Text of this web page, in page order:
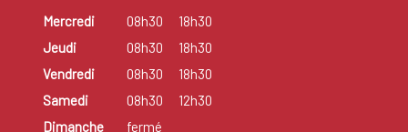
Mercredi
08h30
18h30
Jeudi
08h30
18h30
Vendredi
08h30
18h30
Samedi
08h30
12h30
Dimanche
fermé